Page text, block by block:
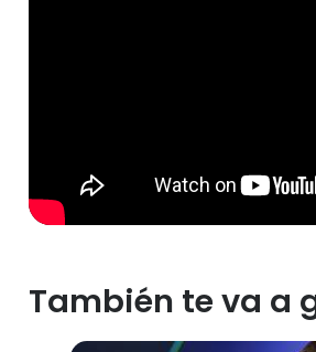
También te va a